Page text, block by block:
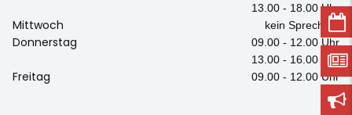
13.00 - 18.00 Uhr
Mittwoch kein Sprechtag
Donnerstag
09.00 - 12.00 Uhr
13.00 - 16.00 Uhr
Freitag 09.00 - 12.00 Uhr